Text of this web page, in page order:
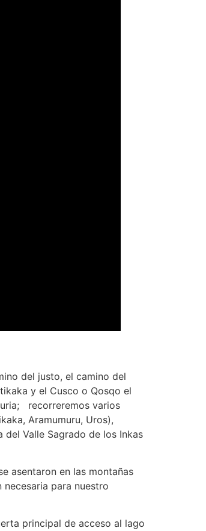
del justo, el camino del
y el Cusco o Qosqo el
recorreremos varios
Aramumuru, Uros),
del Valle Sagrado de los Inkas
asentaron en las montañas
para nuestro
principal de acceso al lago